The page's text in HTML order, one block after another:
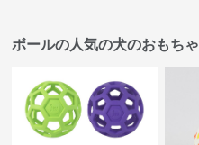
ボールの人気の犬のおもちゃ